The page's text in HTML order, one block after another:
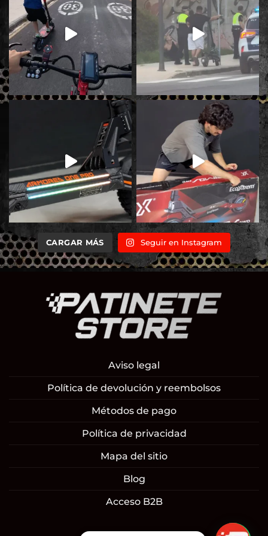
CARGAR MÁS Seguir en Instagram
Aviso legal
Política de devolución y reembolsos
Métodos de pago
Política de privacidad
Mapa del sitio
Blog
Acceso B2B